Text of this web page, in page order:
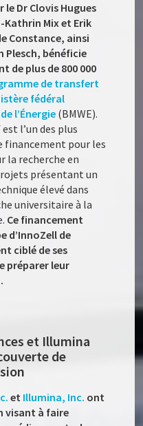
le Dr Clovis Hugues
Kathrin Mix et Erik
Constance, ainsi
Plesch, bénéficie
de plus de 800 000
de transfert
fédéral
l’Énergie(BMWE).
l’un des plus
pour les
la recherche en
présentant un
élevé dans
universitaire à la
Ce financement
d’InnoZell de
ciblé de ses
préparer leur
et Illumina
de
et Illumina, Inc. ont
visant à faire